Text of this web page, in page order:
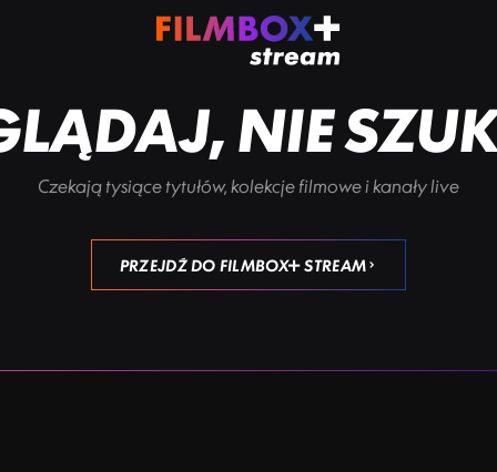
NIE
Czekają tysiące tytułów, kolekcje filmowe i kanały live
PRZEJDŹ DO FILMBOX+ STREAM